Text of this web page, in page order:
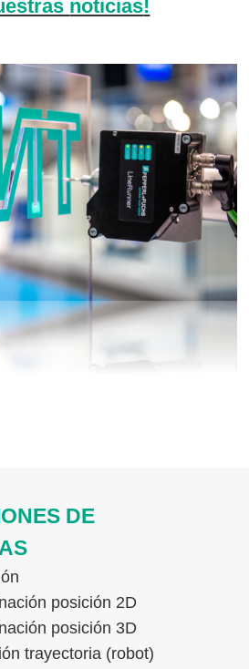
noticias!
DE
posición 2D
posición 3D
trayectoria (robot)